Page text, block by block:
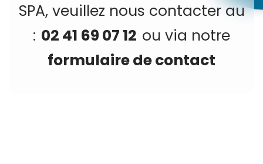
SPA, veuillez nous contacter au
: 02 41 69 07 12 ou via notre
formulaire de contact